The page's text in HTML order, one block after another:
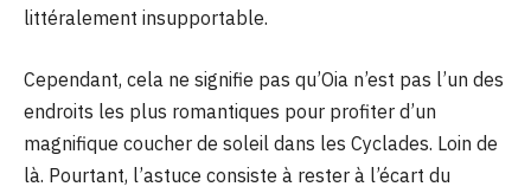
littéralement insupportable.
Cependant, cela ne signifie pas qu’Oia n’est pas l’un des
endroits les plus romantiques pour profiter d’un
magnifique coucher de soleil dans les Cyclades. Loin de
là. Pourtant, l’astuce consiste à rester à l’écart du